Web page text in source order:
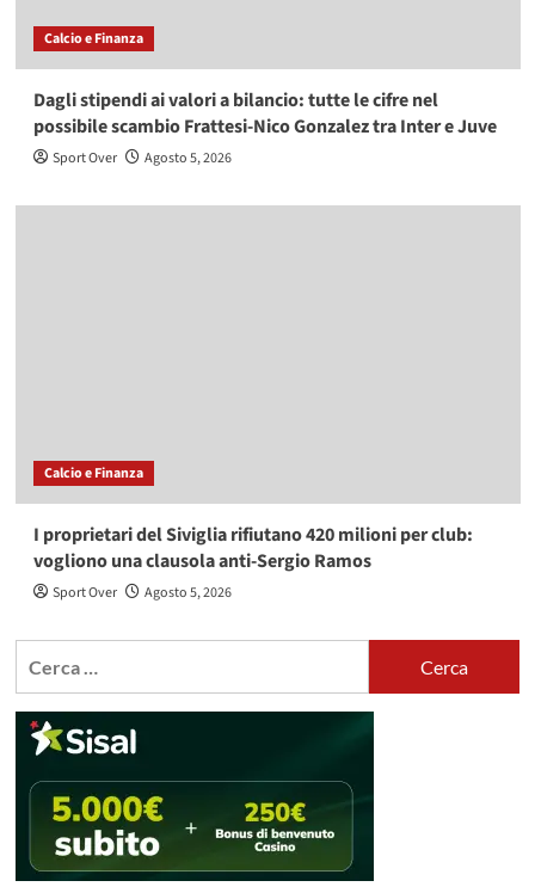
Calcio e Finanza
Dagli stipendi ai valori a bilancio: tutte le cifre nel
possibile scambio Frattesi-Nico Gonzalez tra Inter e Juve
Sport Over Agosto 5, 2026
Calcio e Finanza
I proprietari del Siviglia rifiutano 420 milioni per club:
vogliono una clausola anti-Sergio Ramos
Sport Over Agosto 5, 2026